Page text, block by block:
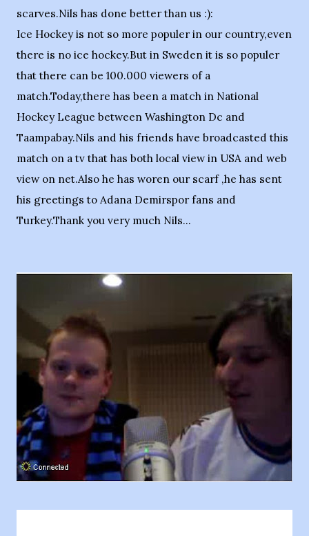
scarves.Nils has done better than us :):
Ice Hockey is not so more populer in our country,even
there is no ice hockey.But in Sweden it is so populer
that there can be 100.000 viewers of a
match.Today,there has been a match in National
Hockey League between Washington Dc and
Taampabay.Nils and his friends have broadcasted this
match on a tv that has both local view in USA and web
view on net.Also he has woren our scarf ,he has sent
his greetings to Adana Demirspor fans and
Turkey.Thank you very much Nils...